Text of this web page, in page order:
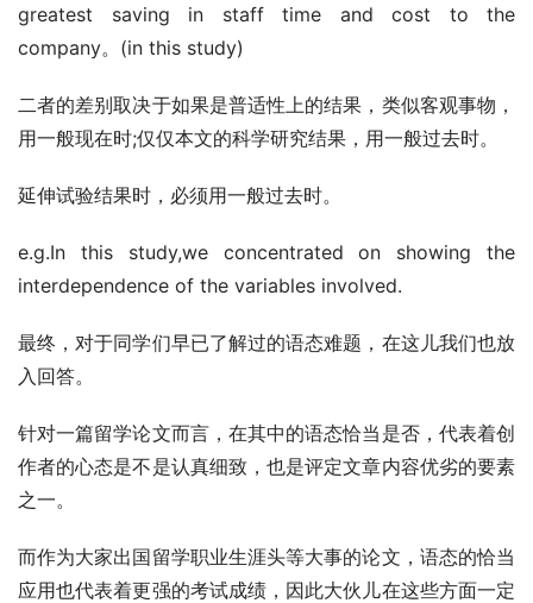
greatest saving in staff time and cost to the
company。(in this study)
二者的差别取决于如果是普适性上的结果，类似客观事物，
用一般现在时;仅仅本文的科学研究结果，用一般过去时。
延伸试验结果时，必须用一般过去时。
e.g.In this study,we concentrated on showing the
interdependence of the variables involved.
最终，对于同学们早已了解过的语态难题，在这儿我们也放
入回答。
针对一篇留学论文而言，在其中的语态恰当是否，代表着创
作者的心态是不是认真细致，也是评定文章内容优劣的要素
之一。
而作为大家出国留学职业生涯头等大事的论文，语态的恰当
应用也代表着更强的考试成绩，因此大伙儿在这些方面一定